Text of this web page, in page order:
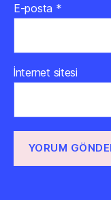
E-posta *
İnternet sitesi